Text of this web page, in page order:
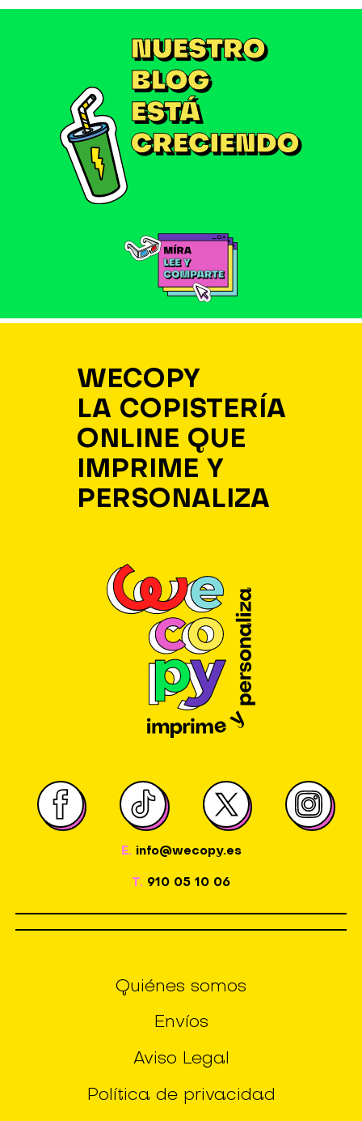
WECOPY
LA COPISTERÍA
ONLINE QUE
IMPRIME Y
PERSONALIZA
E. info@wecopy.es
T. 910 05 10 06
Quiénes somos
Envíos
Aviso Legal
Política de privacidad